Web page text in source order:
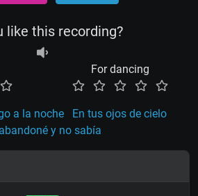
like this recording?
For dancing
a la noche
En tus ojos de cielo
y no sabía